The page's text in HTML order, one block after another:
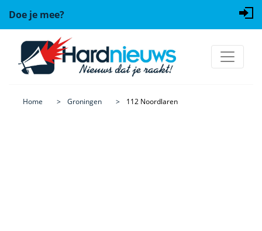
Doe je mee?
Home Groningen 112 Noordlaren